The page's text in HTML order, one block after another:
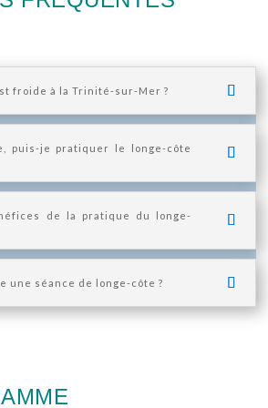
froide à la Trinité-sur-Mer ?
puis-je pratiquer le longe-côte
de la pratique du longe-
une séance de longe-côte ?